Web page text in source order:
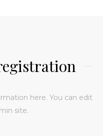
here. You can edit
site.